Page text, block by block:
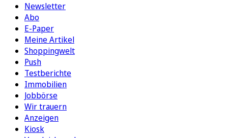
Newsletter
Abo
E-Paper
Meine Artikel
Shoppingwelt
Push
Testberichte
Immobilien
Jobbörse
Wir trauern
Anzeigen
Kiosk